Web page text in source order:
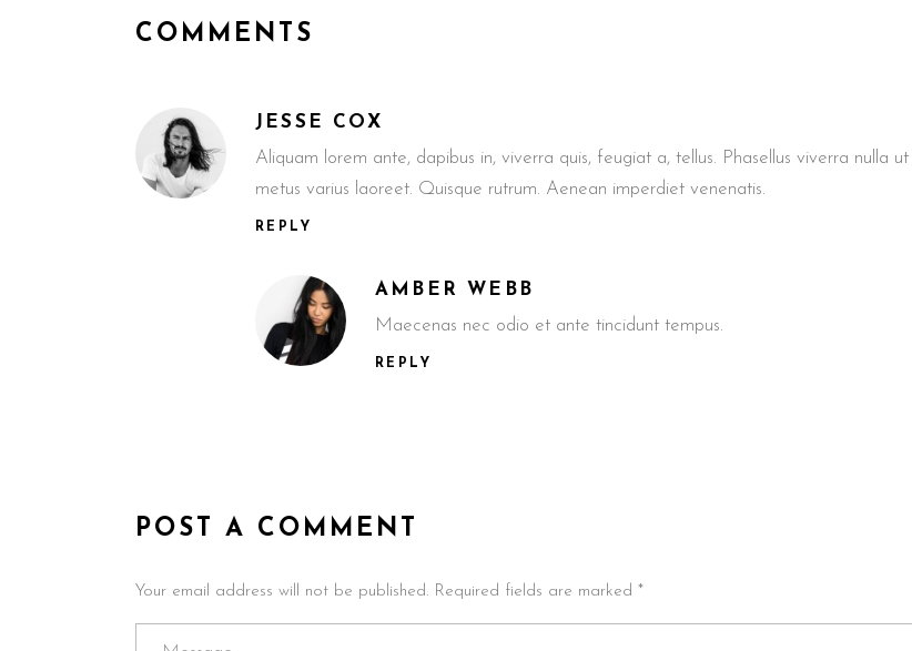
COMMENTS
JESSE COX
Aliquam lorem ante, dapibus in, viverra quis, feugiat a, tellus. Phasellus viverra nulla ut
metus varius laoreet. Quisque rutrum. Aenean imperdiet venenatis.
REPLY
AMBER WEBB
Maecenas nec odio et ante tincidunt tempus.
REPLY
POST A COMMENT
Your email address will not be published. Required fields are marked *